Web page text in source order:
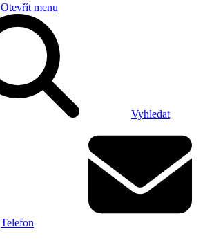
Otevřít menu
Vyhledat
Telefon